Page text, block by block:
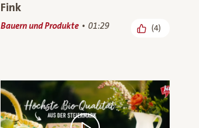
Fink
Bauern und Produkte 01:29 (4)